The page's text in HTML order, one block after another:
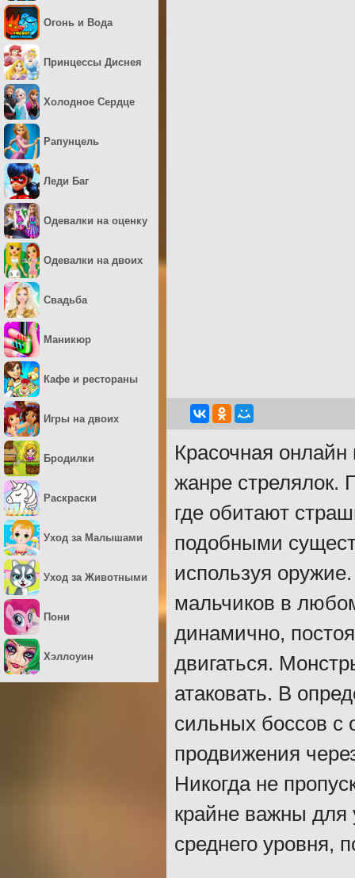
Красочная
жанре стрелялок.
где обитают
подобными
используя
мальчиков в
динамично,
двигаться.
атаковать. В
сильных боссов с
продвижения
Никогда не
крайне важны для
среднего уровня,
Огонь и Вода
Принцессы Диснея
Холодное Сердце
Рапунцель
Леди Баг
Одевалки на оценку
Одевалки на двоих
Свадьба
Маникюр
Кафе и рестораны
Игры на двоих
Бродилки
Раскраски
Уход за Малышами
Уход за Животными
Пони
Хэллоуин